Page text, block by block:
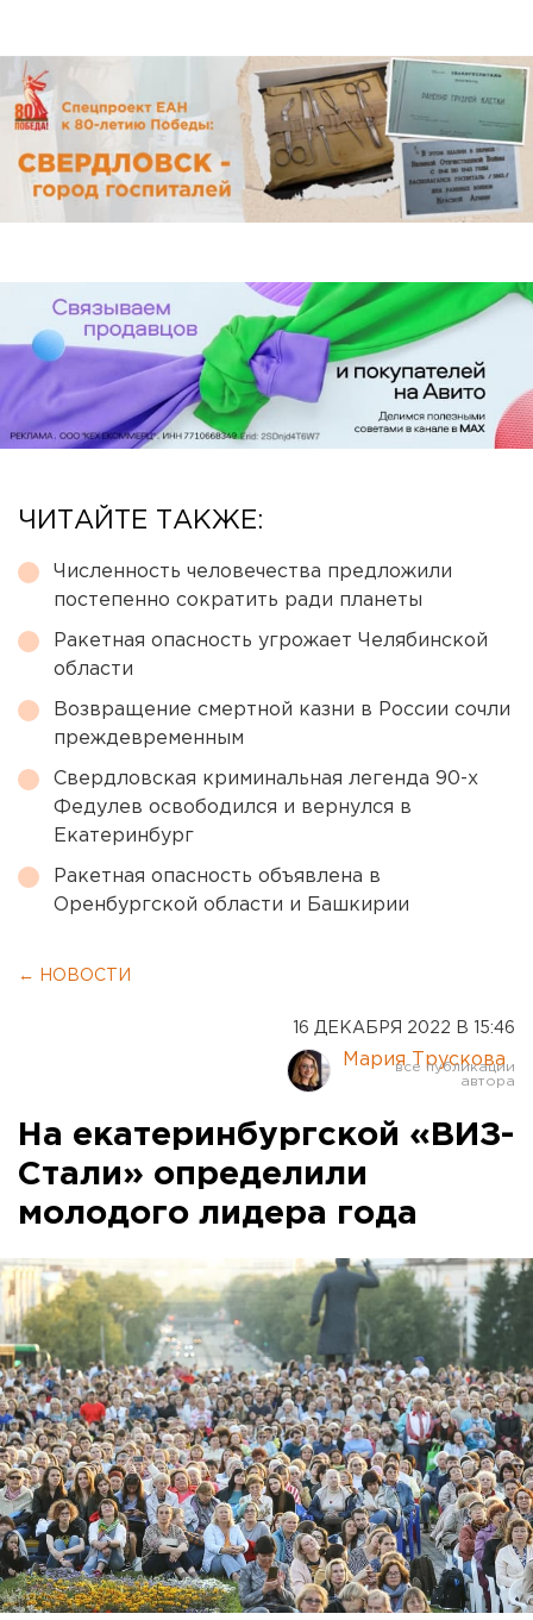
ЧИТАЙТЕ ТАКЖЕ:
Численность человечества предложили
постепенно сократить ради планеты
Ракетная опасность угрожает Челябинской
области
Возвращение смертной казни в России сочли
преждевременным
Свердловская криминальная легенда 90-х
Федулев освободился и вернулся в
Екатеринбург
Ракетная опасность объявлена в
Оренбургской области и Башкирии
← НОВОСТИ
16 ДЕКАБРЯ 2022 В 15:46
Мария Трускова
На екатеринбургской «ВИЗ-
Стали» определили
молодого лидера года